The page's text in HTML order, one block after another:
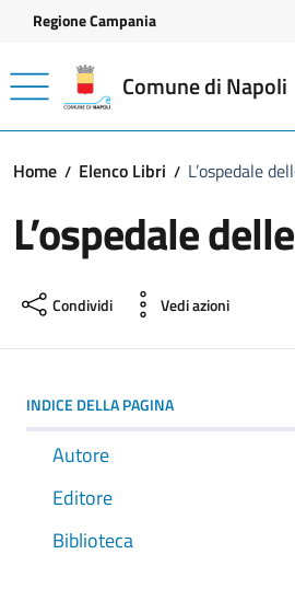
Vai ai contenuti
Vai al footer
Regione Campania
Comune di Napoli
Home Elenco Libri L’ospedale
L’ospedale
Condividi Vedi azioni
INDICE DELLA PAGINA
Autore
Editore
Biblioteca